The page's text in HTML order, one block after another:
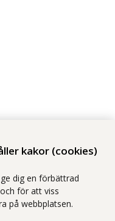
kakor (cookies)
dig en förbättrad
för att viss
på webbplatsen.